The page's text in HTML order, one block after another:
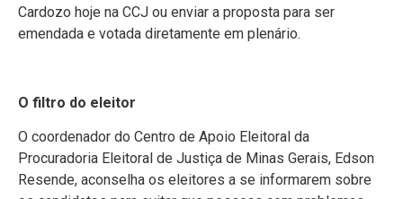
Cardozo hoje na CCJ ou enviar a proposta para ser
emendada e votada diretamente em plenário.
O filtro do eleitor
O coordenador do Centro de Apoio Eleitoral da
Procuradoria Eleitoral de Justiça de Minas Gerais, Edson
Resende, aconselha os eleitores a se informarem sobre